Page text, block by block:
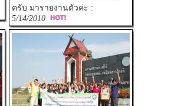
ครับ มารายงานตัวค่ะ :
5/14/2010